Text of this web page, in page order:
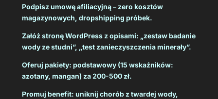
Podpisz umowę afiliacyjną – zero kosztów
magazynowych, dropshipping próbek.
Załóż stronę WordPress z opisami: „zestaw badanie
wody ze studni”, „test zanieczyszczenia minerały”.
Oferuj pakiety: podstawowy (15 wskaźników:
azotany, mangan) za 200-500 zł.
Promuj benefit: uniknij chorób z twardej wody,